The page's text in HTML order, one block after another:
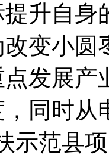
升自身
变小圆
发展产
同时从
示范县